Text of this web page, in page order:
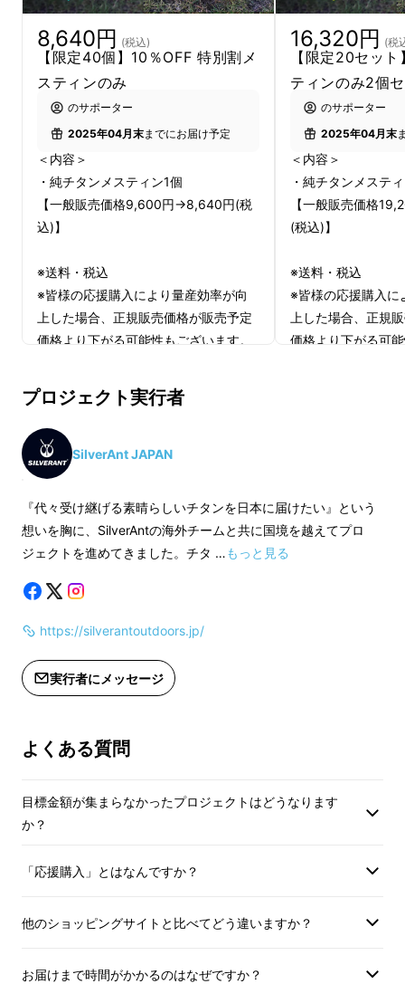
リターン品の配送が完了するまで、
SilverAntJAPANはSilverAntの日本総代理店で
す。詳細に関しては、ページ下部のリスク＆
チャレンジをご確認ください。
8,640円 (税込)
【限定40個】10％OFF 特別割メ
スティンのみ
のサポーター
2025年04月末までにお届け予定
＜内容＞
・純チタンメスティン1個
【一般販売価格9,600円→8,640円(税
込)】
※送料・税込
※皆様の応援購入により量産効率が向
上した場合、正規販売価格が販売予定
価格より下がる可能性もございます。
製造工程上の都合等により出荷時期が
遅れる場合があります。
適格請求書発行事業者登録番号：あり
（適格請求書発行事業者登録番号の記
載のあるインボイスが必要な場合は、
Makuakeメッセージにて実行者に直接
お問合せください）
16,320円 (税
【限定20セッ
ティンのみ2個
のサポーター
2025年04月末
＜内容＞
・純チタンメステ
【一般販売価格
(税込)】
※送料・税込
※皆様の応援購入に
上した場合、正規
価格より下がる可
Makuakeメッセー
プロジェクト実行者
SilverAnt JAPAN
『代々受け継げる素晴らしいチタンを日本に届けたい』という
想いを胸に、SilverAntの海外チームと共に国境を越えてプロ
ジェクトを進めてきました。チタ …もっと見る
https://silverantoutdoors.jp/
実行者にメッセージ
よくある質問
目標金額が集まらなかったプロジェクトはどうなります
か？
「応援購入」とはなんですか？
他のショッピングサイトと比べてどう違いますか？
お届けまで時間がかかるのはなぜですか？